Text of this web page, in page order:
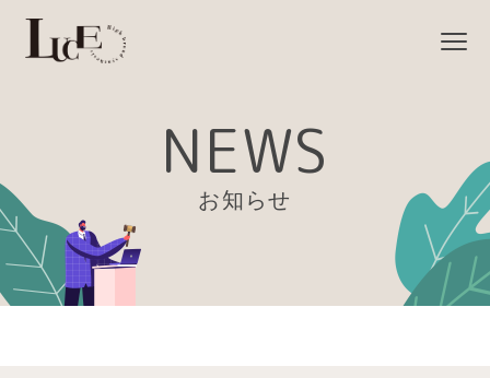
NEWS
お知らせ